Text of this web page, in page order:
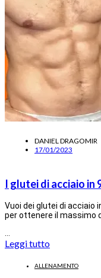
DANIEL DRAGOMIR
17/01/2023
I glutei di acciaio in
Vuoi dei glutei di acciaio
per ottenere il massimo
Leggi tutto
ALLENAMENTO